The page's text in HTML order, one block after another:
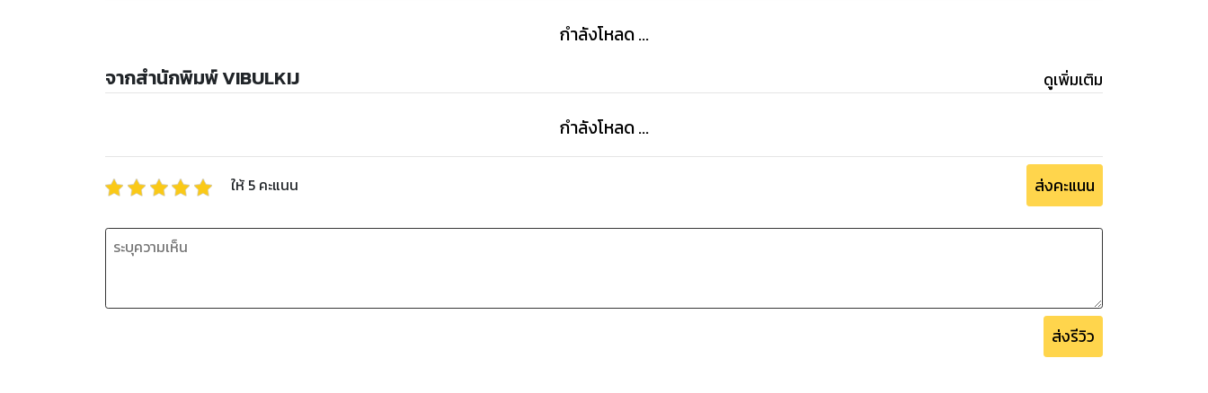
กำลังโหลด ...
จากสำนักพิมพ์ VIBULKIJ ดูเพิ่มเติม
กำลังโหลด ...
ให้ 5 คะแนน ส่งคะแนน
ส่งรีวิว